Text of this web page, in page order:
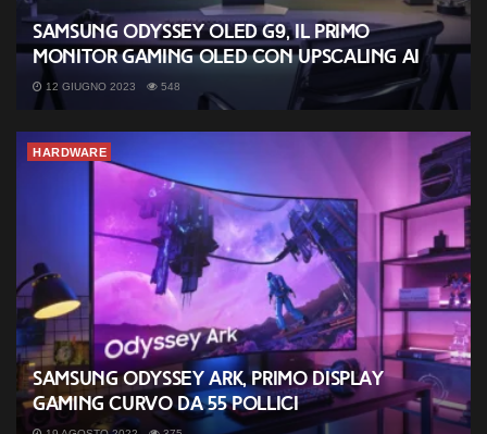
Samsung Odyssey OLED G9, il primo
monitor gaming OLED con upscaling AI
12 GIUGNO 2023 548
HARDWARE
Samsung Odyssey Ark, primo display
gaming curvo da 55 pollici